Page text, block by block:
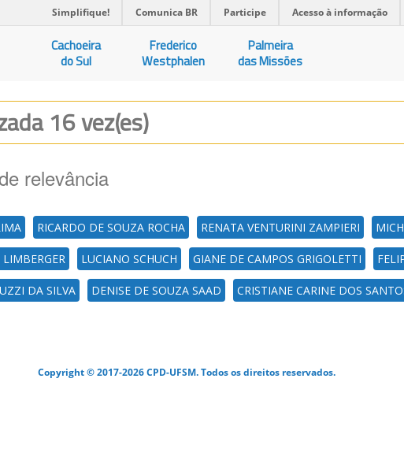
Simplifique! Comunica BR Participe Acesso à informação
Cachoeira
do Sul
Frederico
Westphalen
Palmeira
das Missões
16 vez(es)
relevância
RICARDO DE SOUZA ROCHA RENATA VENTURINI ZAMPIERI
LUCIANO SCHUCH GIANE DE CAMPOS GRIGOLETTI
DA SILVA DENISE DE SOUZA SAAD CRISTIANE CARINE DOS
Copyright © 2017-2026 CPD-UFSM. Todos os direitos reservados.